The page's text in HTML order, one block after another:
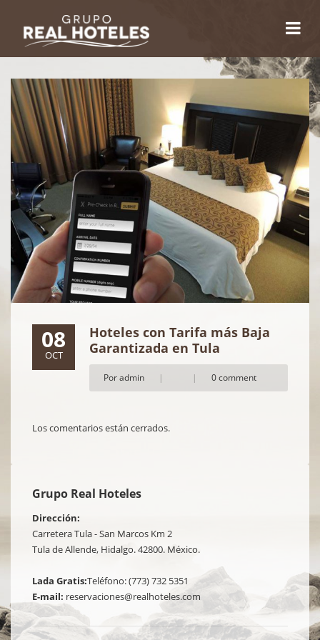
08
OCT
Hoteles con Tarifa más Baja
Garantizada en Tula
Por admin | | 0 comment
Los comentarios están cerrados.
Grupo Real Hoteles
Dirección:
Carretera Tula - San Marcos Km 2
Tula de Allende, Hidalgo. 42800. México.
Lada Gratis:Teléfono: (773) 732 5351
E-mail: reservaciones@realhoteles.com